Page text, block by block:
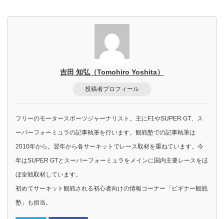
吉田 知弘（Tomohiro Yoshita）
投稿者プロフィール
フリーのモータースポーツジャーナリスト。主にF1やSUPER GT、ス
ーパーフォーミュラの記事執筆を行います。観戦塾での記事執筆は
2010年から。翌年から各サーキットでレース取材を重ねています。今
年はSUPER GTとスーパーフォーミュラをメインに国内主要レースをほ
ぼ全戦取材しています。
初めてサーキット観戦される初心者向けの情報コーナー「ビギナー観戦
塾」も担当。